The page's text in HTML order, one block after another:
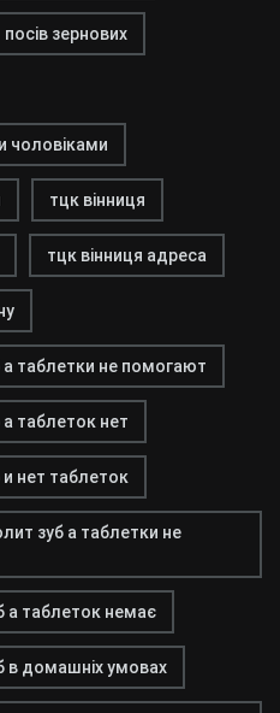
посів зернових
чоловіками
тцк вінниця
тцк вінниця адреса
таблетки не помогают
таблеток нет
нет таблеток
зуб а таблетки не
а таблеток немає
в домашніх умовах